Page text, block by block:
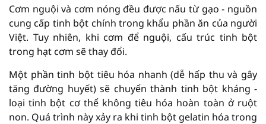
Cơm nguội và cơm nóng đều được nấu từ gạo - nguồn
cung cấp tinh bột chính trong khẩu phần ăn của người
Việt. Tuy nhiên, khi cơm để nguội, cấu trúc tinh bột
trong hạt cơm sẽ thay đổi.
Một phần tinh bột tiêu hóa nhanh (dễ hấp thu và gây
tăng đường huyết) sẽ chuyển thành tinh bột kháng -
loại tinh bột cơ thể không tiêu hóa hoàn toàn ở ruột
non. Quá trình này xảy ra khi tinh bột gelatin hóa trong